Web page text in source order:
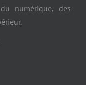
numérique, des